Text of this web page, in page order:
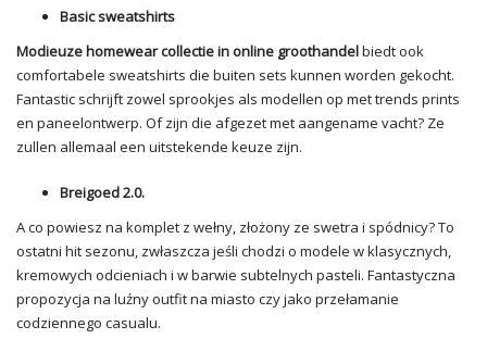
Basic sweatshirts
Modieuze homewear collectie in online groothandelbiedt ook
comfortabele sweatshirts die buiten sets kunnen worden gekocht.
Fantastic schrijft zowel sprookjes als modellen op met trends prints
en paneelontwerp. Of zijn die afgezet met aangename vacht? Ze
zullen allemaal een uitstekende keuze zijn.
Breigoed 2.0.
A co powiesz na komplet z wełny, złożony ze swetra i spódnicy? To
ostatni hit sezonu, zwłaszcza jeśli chodzi o modele w klasycznych,
kremowych odcieniach i w barwie subtelnych pasteli. Fantastyczna
propozycja na luźny outfit na miasto czy jako przełamanie
codziennego casualu.